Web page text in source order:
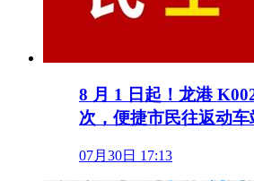
8 月 1 日起！龙港
次，便捷市民往返动
07月30日 17:13